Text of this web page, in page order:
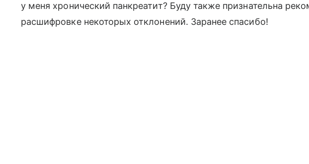
у меня хронический панкреатит? Буду также признательна
расшифровке некоторых отклонений. Заранее спасибо!